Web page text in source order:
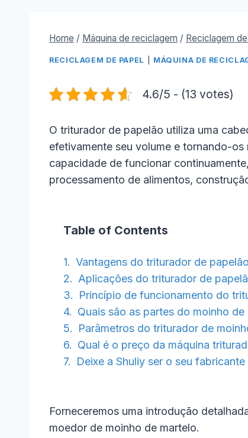
Home / Máquina de reciclagem / Reciclagem
RECICLAGEM DE PAPEL MÁQUINA DE
4.6/5 - (13 votes)
O triturador de papelão utiliza uma
efetivamente seu volume e tornando-
capacidade de funcionar
processamento de alimentos,
Table of Contents
Vantagens do triturador de papelão
Aplicações do triturador de
Princípio de funcionamento do
Quais são as partes do moinho de
Parâmetros do triturador de
Qual é o preço da máquina
Deixe a Shuliy ser o seu
Forneceremos uma introdução
moedor de moinho de martelo.